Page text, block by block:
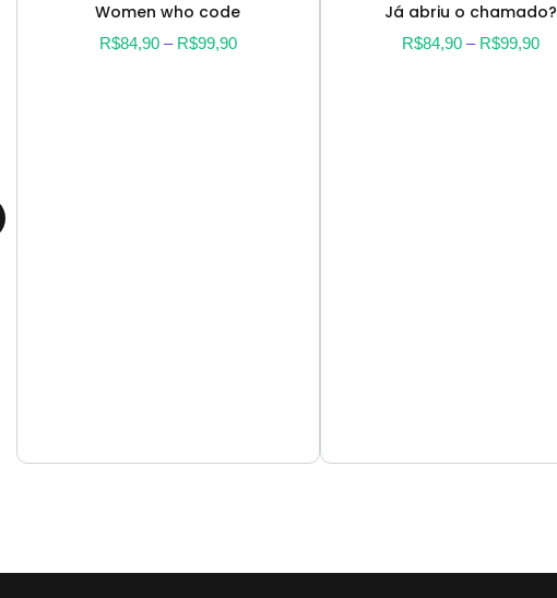
Women who code
R$84,90– R$99,90
Já abriu o chamado?
R$84,90 – R$99,90